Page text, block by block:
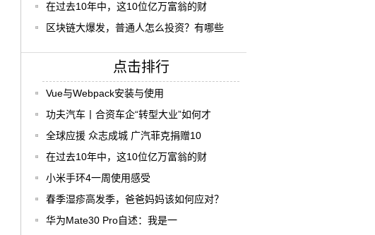
在过去10年中，这10位亿万富翁的财
区块链大爆发，普通人怎么投资？有哪些
点击排行
Vue与Webpack安装与使用
功夫汽车丨合资车企“转型大业”如何才
全球应援 众志成城 广汽菲克捐赠10
在过去10年中，这10位亿万富翁的财
小米手环4一周使用感受
春季湿疹高发季，爸爸妈妈该如何应对？
华为Mate30 Pro自述：我是一